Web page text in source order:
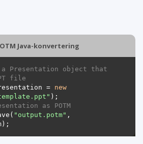
Java-konvertering
Presentation object that
file
= new
as POTM
"output.potm" ,